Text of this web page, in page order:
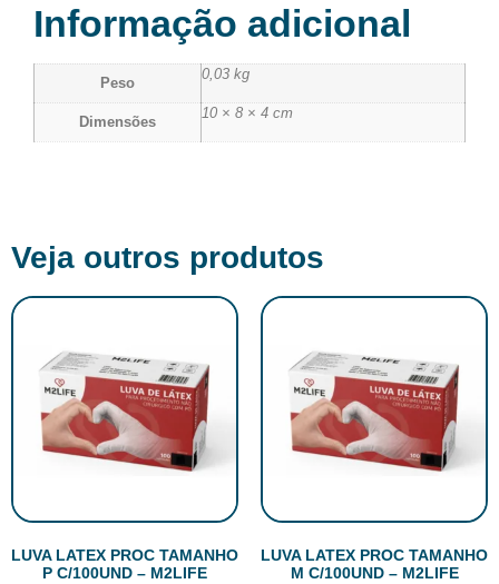
Informação adicional
Peso
0,03 kg
Dimensões
10 × 8 × 4 cm
Veja outros produtos
LUVA LATEX PROC TAMANHO
P C/100UND – M2LIFE
LUVA LATEX PROC TAMANHO
M C/100UND – M2LIFE